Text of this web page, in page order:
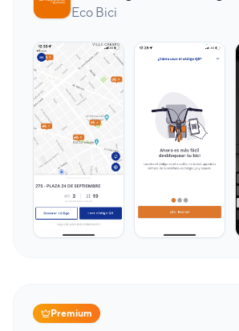
Eco Bici
Premium